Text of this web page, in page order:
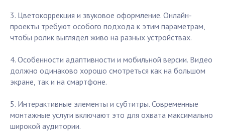
3. Цветокоррекция и звуковое оформление. Онлайн-
проекты требуют особого подхода к этим параметрам,
чтобы ролик выглядел живо на разных устройствах.
4. Особенности адаптивности и мобильной версии. Видео
должно одинаково хорошо смотреться как на большом
экране, так и на смартфоне.
5. Интерактивные элементы и субтитры. Современные
монтажные услуги включают это для охвата максимально
широкой аудитории.